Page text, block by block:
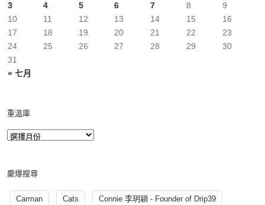
« 七月
3
4 5 6 7 8
9
10
11 12 13 14 15
16
17
18 19 20 21 22
23
24
25 26 27 28 29
30
31
重溫庫
慶爆搜尋
Carman Cats Connie 李玥穎 - Founder of Drip39